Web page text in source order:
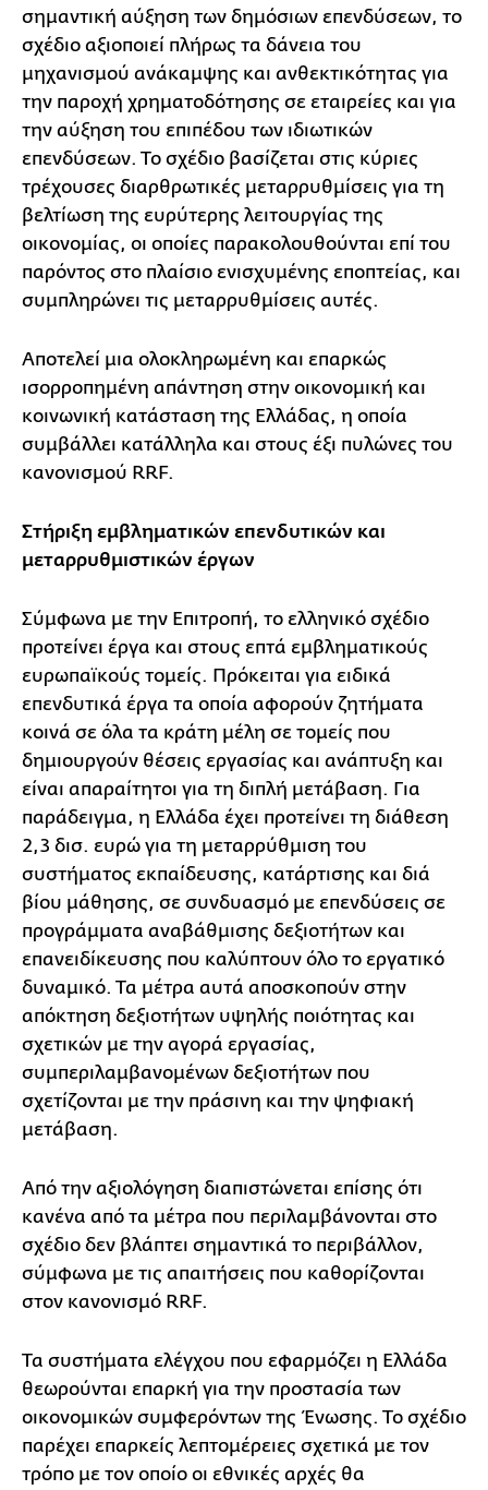
σημαντική αύξηση των δημόσιων επενδύσεων, το
σχέδιο αξιοποιεί πλήρως τα δάνεια του
μηχανισμού ανάκαμψης και ανθεκτικότητας για
την παροχή χρηματοδότησης σε εταιρείες και για
την αύξηση του επιπέδου των ιδιωτικών
επενδύσεων. Το σχέδιο βασίζεται στις κύριες
τρέχουσες διαρθρωτικές μεταρρυθμίσεις για τη
βελτίωση της ευρύτερης λειτουργίας της
οικονομίας, οι οποίες παρακολουθούνται επί του
παρόντος στο πλαίσιο ενισχυμένης εποπτείας, και
συμπληρώνει τις μεταρρυθμίσεις αυτές.
Αποτελεί μια ολοκληρωμένη και επαρκώς
ισορροπημένη απάντηση στην οικονομική και
κοινωνική κατάσταση της Ελλάδας, η οποία
συμβάλλει κατάλληλα και στους έξι πυλώνες του
κανονισμού RRF.
Στήριξη εμβληματικών επενδυτικών και
μεταρρυθμιστικών έργων
Σύμφωνα με την Επιτροπή, το ελληνικό σχέδιο
προτείνει έργα και στους επτά εμβληματικούς
ευρωπαϊκούς τομείς. Πρόκειται για ειδικά
επενδυτικά έργα τα οποία αφορούν ζητήματα
κοινά σε όλα τα κράτη μέλη σε τομείς που
δημιουργούν θέσεις εργασίας και ανάπτυξη και
είναι απαραίτητοι για τη διπλή μετάβαση. Για
παράδειγμα, η Ελλάδα έχει προτείνει τη διάθεση
2,3 δισ. ευρώ για τη μεταρρύθμιση του
συστήματος εκπαίδευσης, κατάρτισης και διά
βίου μάθησης, σε συνδυασμό με επενδύσεις σε
προγράμματα αναβάθμισης δεξιοτήτων και
επανειδίκευσης που καλύπτουν όλο το εργατικό
δυναμικό. Τα μέτρα αυτά αποσκοπούν στην
απόκτηση δεξιοτήτων υψηλής ποιότητας και
σχετικών με την αγορά εργασίας,
συμπεριλαμβανομένων δεξιοτήτων που
σχετίζονται με την πράσινη και την ψηφιακή
μετάβαση.
Από την αξιολόγηση διαπιστώνεται επίσης ότι
κανένα από τα μέτρα που περιλαμβάνονται στο
σχέδιο δεν βλάπτει σημαντικά το περιβάλλον,
σύμφωνα με τις απαιτήσεις που καθορίζονται
στον κανονισμό RRF.
Τα συστήματα ελέγχου που εφαρμόζει η Ελλάδα
θεωρούνται επαρκή για την προστασία των
οικονομικών συμφερόντων της Ένωσης. Το σχέδιο
παρέχει επαρκείς λεπτομέρειες σχετικά με τον
τρόπο με τον οποίο οι εθνικές αρχές θα